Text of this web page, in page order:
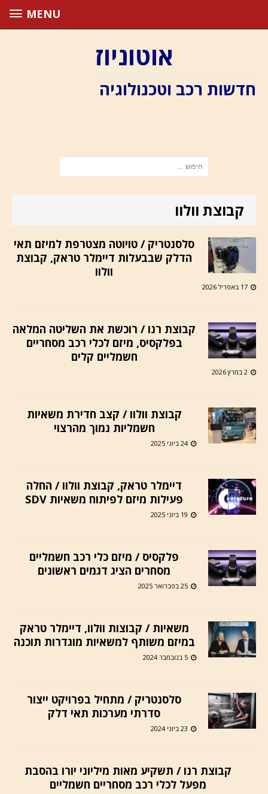
MENU
אוטוניוז
חדשות רכב וטכנולוגיה
קבוצת וולוו
סלסנטריק / טויוטה מצטרפת למיזם תאי
הדלק שבבעלות דיימלר טראק, קבוצת
וולוו
17 באפריל 2026
קבוצת רנו / רוכשת את השליטה המלאה
בפלקסיס, מיזם לכלי רכב מסחריים
חשמליים קלים
2 במרץ 2026
קבוצת וולוו / קצב חדירת משאיות
חשמליות נמוך מהרצוי
24 ביוני 2025
דיימלר טראק, קבוצת וולוו / החלה
פעילות מיזם לפיתוח משאיות SDV
19 ביוני 2025
פלקסיס / מיזם כלי רכב חשמליים
מסחרים הציג דגמים ראשונים
25 בפברואר 2025
משאיות / קבוצות וולוו, דיימלר טראק
במיזם משותף למשאיות מוגדרות תוכנה
5 בנובמבר 2024
סלסנטריק / מתחיל בפרויקט ייצור
סדרתי מערכות תאי דלק
23 ביוני 2024
קבוצת רנו / תשקיע מאות מיליוני יורו בהסבת
מפעל לכלי רכב מסחריים חשמליים